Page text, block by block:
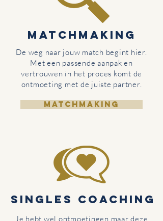
MATCHMAKING
De weg naar jouw match begint hier.
Met een passende aanpak en
vertrouwen in het proces komt de
ontmoeting met de juiste partner.
MATCHMAKING
Singles coaching
Je hebt wel ontmoetingen maar deze